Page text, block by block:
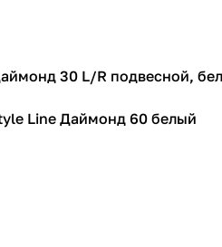
30 L/R подвесной,
Line Даймонд 60 белый